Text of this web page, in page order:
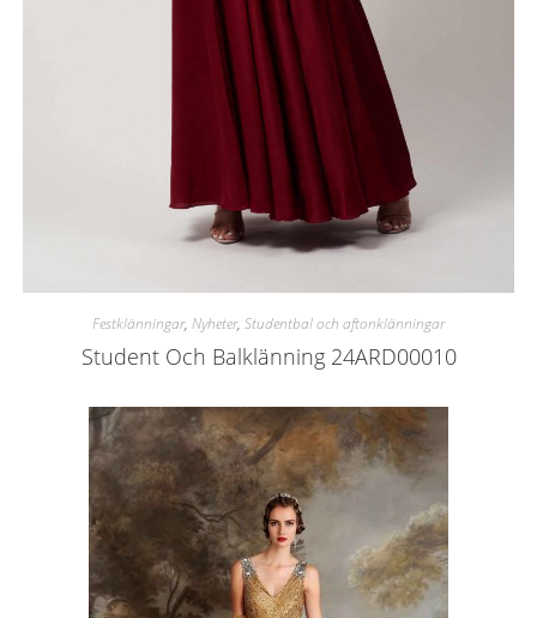
Festklänningar, Nyheter, Studentbal och aftonklänningar
Student Och Balklänning 24ARD00010